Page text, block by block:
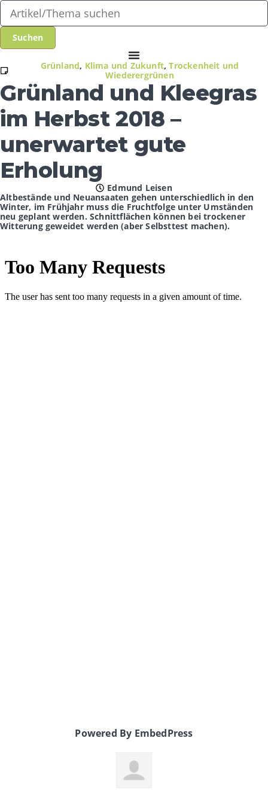
Grünland, Klima und Zukunft,Trockenheit und
Wiederergrünen
Grünland und Kleegras
im Herbst 2018 –
unerwartet gute
Erholung
Edmund Leisen
Altbestände und Neuansaaten gehen unterschiedlich in den
Winter, im Frühjahr muss die Fruchtfolge unter Umständen
neu geplant werden. Schnittflächen können bei trockener
Witterung geweidet werden (aber Selbsttest machen).
Powered By EmbedPress